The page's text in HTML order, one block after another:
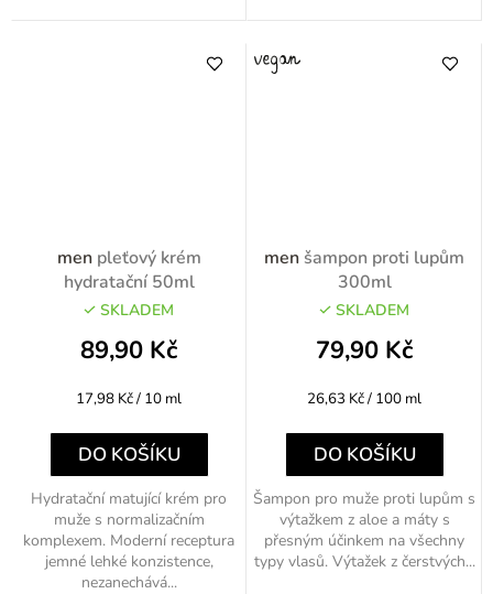
men pleťový krém
hydratační 50ml
SKLADEM
89,90 Kč
Měrná
17,98 Kč / 10 ml
DO KOŠÍKU
Hydratační matující krém pro
muže s normalizačním
komplexem. Moderní receptura
jemné lehké konzistence,
nezanechává...
men šampon proti lupům
300ml
SKLADEM
79,90 Kč
Měrná
26,63 Kč / 100 ml
DO KOŠÍKU
Šampon pro muže proti lupům s
výtažkem z aloe a máty s
přesným účinkem na všechny
typy vlasů. Výtažek z čerstvých...